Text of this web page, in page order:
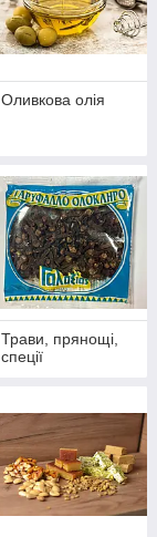
Оливкова олія
Трави, прянощі,
спеції